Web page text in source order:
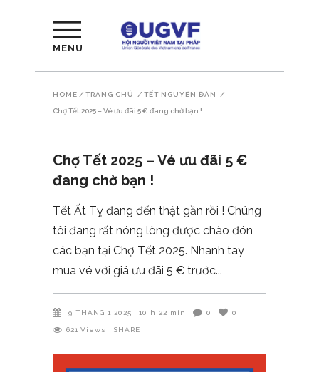
MENU
HOME / TRANG CHỦ / TẾT NGUYÊN ĐÁN /
Chợ Tết 2025 – Vé ưu đãi 5 € đang chờ bạn !
Chợ Tết 2025 – Vé ưu đãi 5 €
đang chờ bạn !
Tết Ất Tỵ đang đến thật gần rồi ! Chúng
tôi đang rất nóng lòng được chào đón
các bạn tại Chợ Tết 2025. Nhanh tay
mua vé với giá ưu đãi 5 € trước
9 THÁNG 1 2025 10 h 22 min 0 0
621 Views SHARE